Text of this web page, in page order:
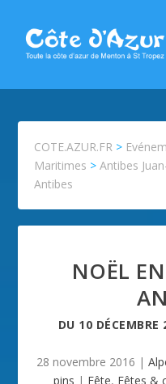
COTE.AZUR.FR >
Maritimes >Antibes
Antibes
NOËL
DU 10 DÉCEMBRE
28 novembre 2016 |
pins | Fête, Fêtes &